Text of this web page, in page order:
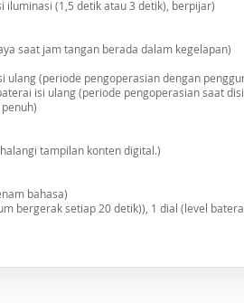
iluminasi (1,5 detik atau 3 detik), berpijar)
saat jam tangan berada dalam kegelapan)
(periode pengoperasian dengan
isi ulang (periode pengoperasian saat
tampilan konten digital.)
bahasa)
bergerak setiap 20 detik)), 1 dial (level